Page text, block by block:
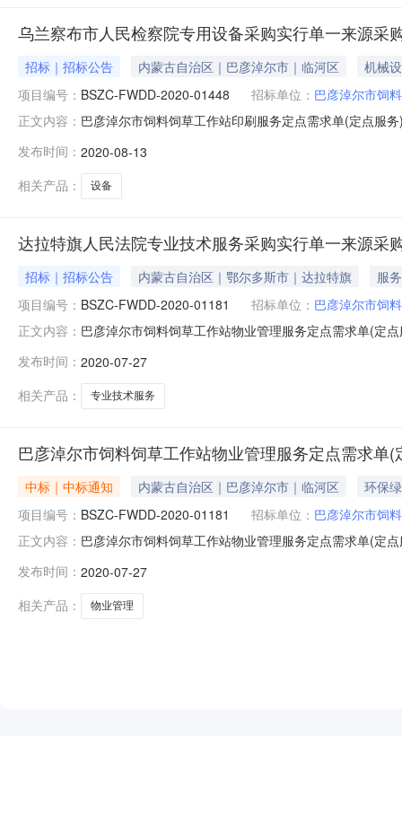
乌兰察布市人民检察院专用设备采购实行单一来源采
招标｜招标公告 内蒙古自治区｜巴彦淖尔市｜临河区
机械
项目编号： BSZC-FWDD-2020-01448 招标单位： 巴彦淖尔市饲
正文内容： 巴彦淖尔市饲料饲草工作站印刷服务定点需求单(定点服
式：许靖18604890995采购计划备案书/批准书编号：巴
发布时间： 2020-08-13
相关产品：
设备
达拉特旗人民法院专业技术服务采购实行单一来源采
招标｜招标公告 内蒙古自治区｜鄂尔多斯市｜达拉特旗
服
项目编号： BSZC-FWDD-2020-01181 招标单位： 巴彦淖尔市饲
正文内容： 巴彦淖尔市饲料饲草工作站物业管理服务定点需求单(定
人联系方式：许靖18604890995采购计划备案书/批准书
发布时间： 2020-07-27
相关产品：
专业技术服务
巴彦淖尔市饲料饲草工作站物业管理服务定点需求单
中标｜中标通知 内蒙古自治区｜巴彦淖尔市｜临河区
环保
项目编号： BSZC-FWDD-2020-01181 招标单位： 巴彦淖尔市饲
正文内容： 巴彦淖尔市饲料饲草工作站物业管理服务定点需求单(定
人联系方式：许靖18604890995采购计划备案书/批准书
发布时间： 2020-07-27
相关产品：
物业管理